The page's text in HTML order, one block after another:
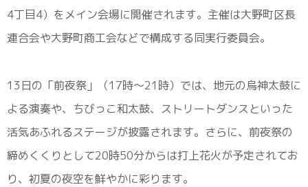
4丁目4）をメイン会場に開催されます。主催は大野町区長
連合会や大野町商工会などで構成する同実行委員会。
13日の「前夜祭」（17時〜21時）では、地元の烏神太鼓に
よる演奏や、ちびっこ和太鼓、ストリートダンスといった
活気あふれるステージが披露されます。さらに、前夜祭の
締めくくりとして20時50分からは打上花火が予定されてお
り、初夏の夜空を鮮やかに彩ります。